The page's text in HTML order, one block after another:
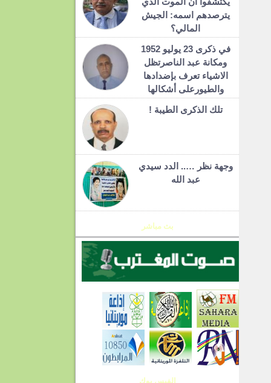
يترصدهم اسمه: الجيش
المالي؟
في ذكرى 23 يوليو 1952
ومكانة عبد الناصرتظل
الاشياء تعرف بإضدادها
والطيورعلى أشكالها
تلك الذكرى الطيبة !
وجهة نظر ….. الدد سيدي
عبد الله
بث مباشر
الفيس بوك